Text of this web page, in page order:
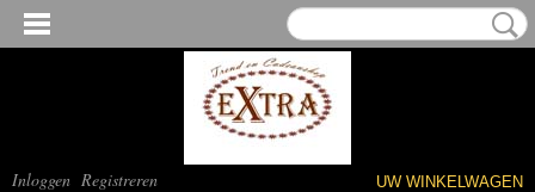
Inloggen Registreren
UW WINKELWAGEN